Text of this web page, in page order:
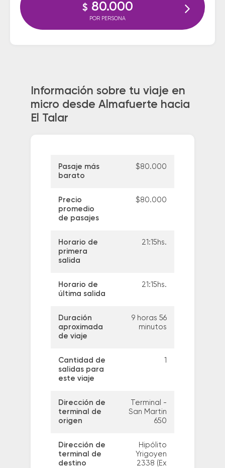
$ 80.000
POR PERSONA
Información sobre tu viaje en
micro desde Almafuerte hacia
El Talar
Pasaje más
barato
$80.000
Precio
promedio
de pasajes
$80.000
Horario de
primera
salida
21:15hs.
Horario de
última salida
21:15hs.
Duración
aproximada
de viaje
9 horas 56
minutos
Cantidad de
salidas para
este viaje
1
Dirección de
terminal de
origen
Terminal -
San Martin
650
Dirección de
terminal de
destino
Hipólito
Yrigoyen
2338 (Ex